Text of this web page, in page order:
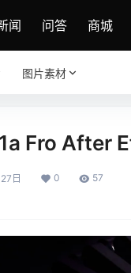
闻 问答 商城
图片素材
Fro After
日 0 57